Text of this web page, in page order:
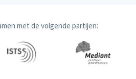
met de volgende partijen: